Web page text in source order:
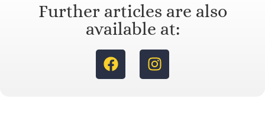
Further articles are also
available at: